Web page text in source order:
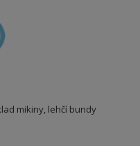
mikiny, lehčí bundy